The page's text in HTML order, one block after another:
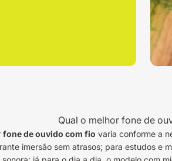
Qual o melhor fone de
fone de ouvido com fio varia conforme a
imersão sem atrasos; para estudos e